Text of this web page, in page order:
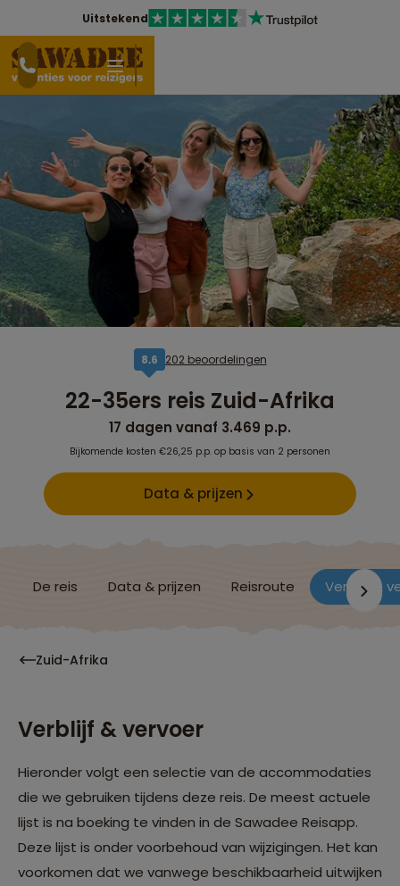
Uitstekend
8,6 202 beoordelingen
22-35ers reis Zuid-Afrika
17 dagen vanaf 3.469 p.p.
Bijkomende kosten €26,25 p.p. op basis van 2 personen
Data & prijzen
De reis Data & prijzen Reisroute Verblijf &
Zuid-Afrika
Verblijf & vervoer
Hieronder volgt een selectie van de accommodaties
die we gebruiken tijdens deze reis. De meest actuele
lijst is na boeking te vinden in de Sawadee Reisapp.
Deze lijst is onder voorbehoud van wijzigingen. Het kan
voorkomen dat we vanwege beschikbaarheid uitwijken